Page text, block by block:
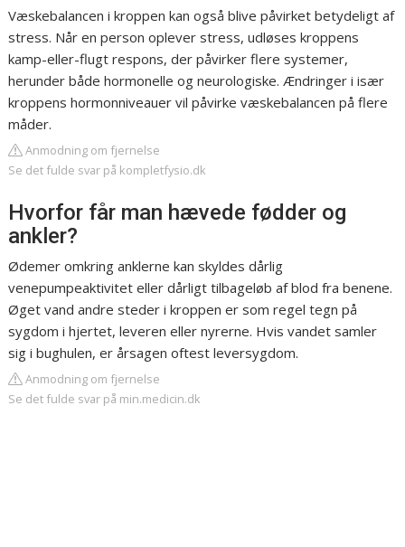
Væskebalancen i kroppen kan også blive påvirket betydeligt af
stress. Når en person oplever stress, udløses kroppens
kamp-eller-flugt respons, der påvirker flere systemer,
herunder både hormonelle og neurologiske. Ændringer i især
kroppens hormonniveauer vil påvirke væskebalancen på flere
måder.
Anmodning om fjernelse
Se det fulde svar på kompletfysio.dk
Hvorfor får man hævede fødder og
ankler?
Ødemer omkring anklerne kan skyldes dårlig
venepumpeaktivitet eller dårligt tilbageløb af blod fra benene.
Øget vand andre steder i kroppen er som regel tegn på
sygdom i hjertet, leveren eller nyrerne. Hvis vandet samler
sig i bughulen, er årsagen oftest leversygdom.
Anmodning om fjernelse
Se det fulde svar på min.medicin.dk